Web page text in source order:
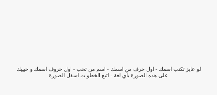
لو عايز تكتب اسمك - اول حرف من اسمك - اسم من تحب - اول حروف اسمك و حبيبك
على هذه الصورة بأي لغة - اتبع الخطوات اسفل الصورة